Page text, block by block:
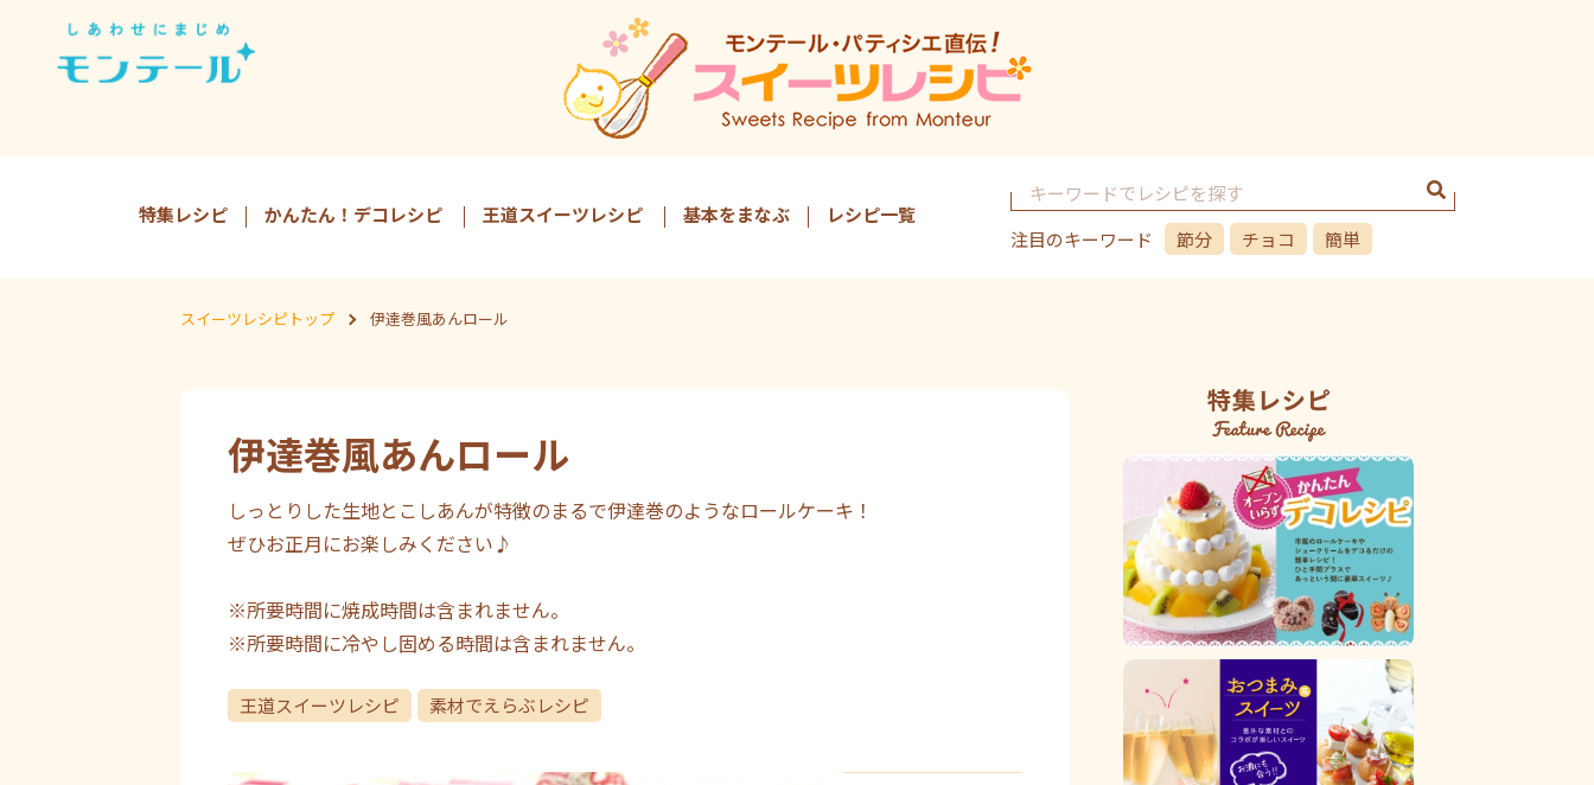
注目のキーワード 節分 チョコ 簡単
特集レシピ かんたん！デコレシピ 王道スイーツレシピ 基本をまなぶ レシピ一覧
スイーツレシピトップ 伊達巻風あんロール
伊達巻風あんロール
しっとりした生地とこしあんが特徴のまるで伊達巻のようなロールケーキ！
ぜひお正月にお楽しみください♪
※所要時間に焼成時間は含まれません。
※所要時間に冷やし固める時間は含まれません。
王道スイーツレシピ 素材でえらぶレシピ